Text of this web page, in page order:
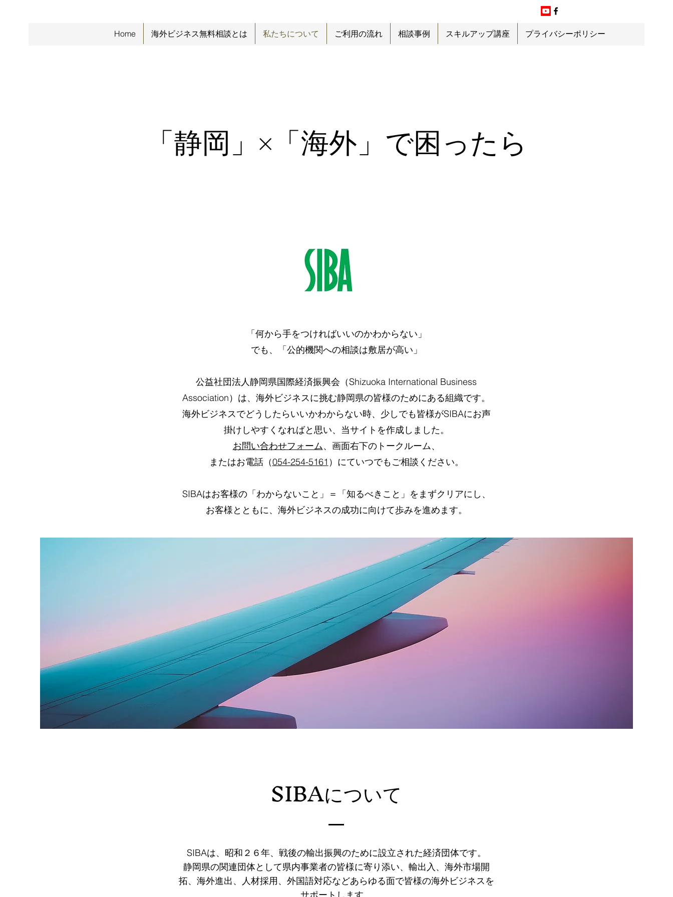
Home 海外ビジネス無料相談とは 私たちについて ご利用の流れ 相談事例 スキルアップ講座 プライバシーポリシー
​「静岡」×「海外」で困ったら
「何から手をつければいいのかわからない」
でも、「公的機関への相談は敷居が高い」
公益社団法人静岡県国際経済振興会（Shizuoka International Business
Association）は、海外ビジネスに挑む静岡県の皆様のためにある組織です。
海外ビジネスでどうしたらいいかわからない時、 少しでも皆様がSIBAにお声
掛けしやすくなればと思い、当サイトを作成しました。
お問い合わせフォーム、画面右下のトークルーム、
またはお電話（054-254-5161 ）にていつでもご相談ください。
SIBAはお客様の「わからないこと」＝「知るべきこと」をまずクリアにし、
お客様とともに、海外ビジネスの成功に向けて歩みを進めます。
SIBAについて
SIBAは、昭和２６年、戦後の輸出振興のために設立された経済団体です。
静岡県の関連団体として県内事業者の皆様に寄り添い、輸出入、海外市場開
拓、海外進出、人材採用、外国語対応などあらゆる面で皆様の海外ビジネスを